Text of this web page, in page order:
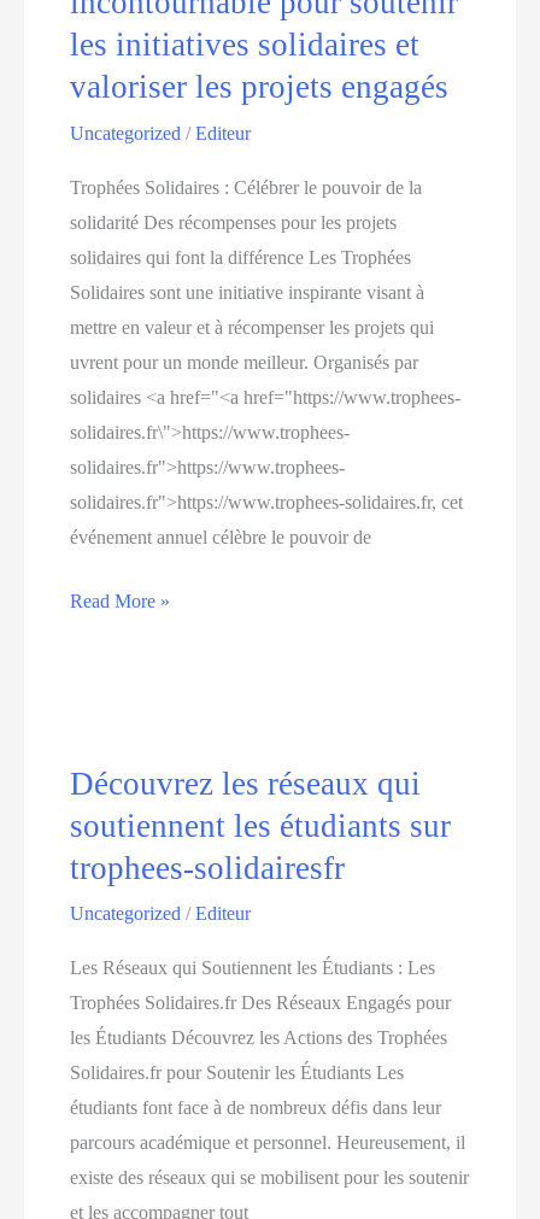
violences
sexuelles
dans
au
Cameroun
les initiatives solidaires et
valoriser les projets engagés
Uncategorized /Editeur
Trophées Solidaires : Célébrer le pouvoir de la
solidarité Des récompenses pour les projets
solidaires qui font la différence Les Trophées
Solidaires sont une initiative inspirante visant à
mettre en valeur et à récompenser les projets qui
uvrent pour un monde meilleur. Organisés par
solidaires <a href="<a href="https://www.trophees-
solidaires.fr\">https://www.trophees-
solidaires.fr">https://www.trophees-
solidaires.fr">https://www.trophees-solidaires.fr, cet
événement annuel célèbre le pouvoir de
Découvrez
événement
incontournable
soutenir
les
engagés
Read More »
Découvrez les réseaux qui
soutiennent les étudiants sur
trophees-solidairesfr
Uncategorized /Editeur
Les Réseaux qui Soutiennent les Étudiants : Les
Trophées Solidaires.fr Des Réseaux Engagés pour
les Étudiants Découvrez les Actions des Trophées
Solidaires.fr pour Soutenir les Étudiants Les
étudiants font face à de nombreux défis dans leur
parcours académique et personnel. Heureusement, il
existe des réseaux qui se mobilisent pour les soutenir
et les accompagner tout